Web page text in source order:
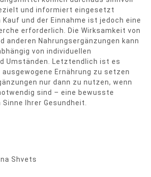
und informiert eingesetzt
Kauf und der Einnahme ist jedoch eine
erforderlich. Die Wirksamkeit von
anderen Nahrungsergänzungen kann
von individuellen
Umständen. Letztendlich ist es
Ernährung zu setzen
nur dann zu nutzen, wenn
sind – eine bewusste
Ihrer Gesundheit.
Shvets